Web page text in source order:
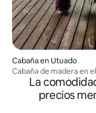
Cabaña en Utuado
Cabaña de madera en
La
precios